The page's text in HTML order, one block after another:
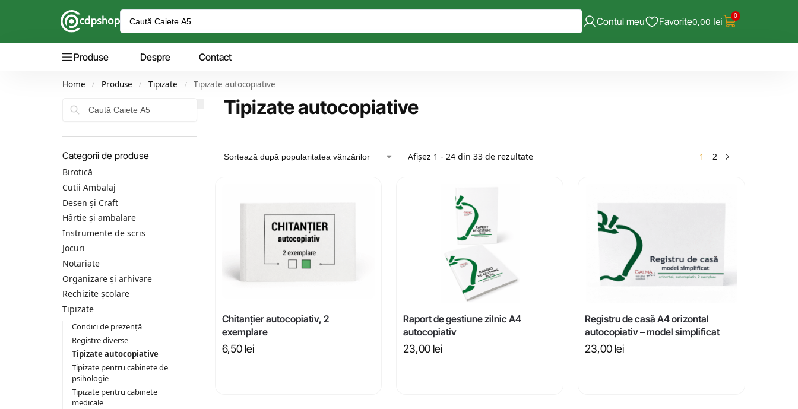
Contul meu Favorite0,00 lei 0
Produse Despre Contact
Home / Produse / Tipizate / Tipizate autocopiative
Tipizate autocopiative
Afișez 1 - 24 din 33 de rezultate 1 2
Chitanțier autocopiativ, 2
exemplare
6,50 lei
Raport de gestiune zilnic A4
autocopiativ
23,00 lei
Registru de casă A4 orizontal
autocopiativ – model simplificat
23,00 lei
Categorii de produse
Birotică
Cutii Ambalaj
Desen și Craft
Hârtie și ambalare
Instrumente de scris
Jocuri
Notariate
Organizare și arhivare
Rechizite școlare
Tipizate
Condici de prezență
Registre diverse
Tipizate autocopiative
Tipizate pentru cabinete de
psihologie
Tipizate pentru cabinete
medicale